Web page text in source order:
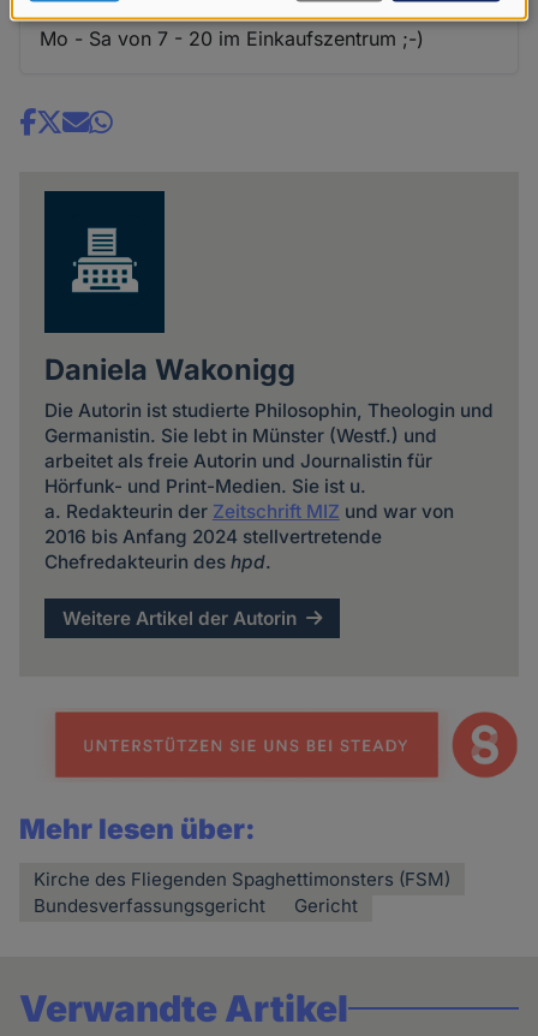
Da fehlt noch das Hinweisschild: Götze Mammon,
Mo - Sa von 7 - 20 im Einkaufszentrum ;-)
Share
Daniela Wakonigg
Die Autorin ist studierte Philosophin, Theologin und
Germanistin. Sie lebt in Münster (Westf.) und
arbeitet als freie Autorin und Journalistin für
Hörfunk- und Print-Medien. Sie ist u.
a. Redakteurin der Zeitschrift MIZ und war von
2016 bis Anfang 2024 stellvertretende
Chefredakteurin des hpd.
Weitere Artikel der Autorin
Mehr lesen über:
Kirche des Fliegenden Spaghettimonsters (FSM)
Bundesverfassungsgericht
Gericht
Verwandte Artikel
Daten